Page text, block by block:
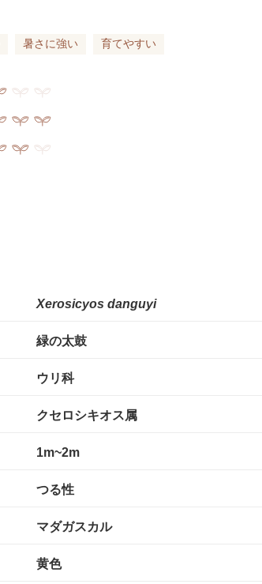
暑さに強い 育てやすい
Xerosicyos danguyi
緑の太鼓
ウリ科
クセロシキオス属
1m~2m
つる性
マダガスカル
黄色